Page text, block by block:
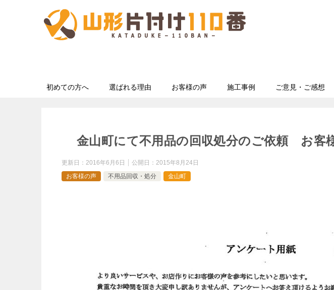
初めての方へ 選ばれる理由 お客様の声 施工事例 ご意見・ご感想
金山町にて不用品の回収処分のご依頼 お客
更新日： 2016年6月6日 公開日： 2015年8月24日
お客様の声
不用品回収・処分 金山町